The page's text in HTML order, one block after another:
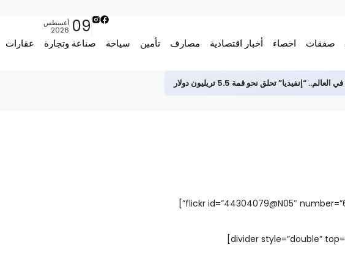
صفقات احصاء أخبار اقتصادية مصارف تأمين سياحة صناعة وتجارة عقارات
09 أغسطس
2026